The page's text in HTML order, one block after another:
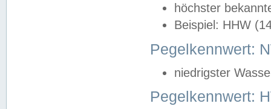
höchster
Beispiel: HHW
Pegelkennwert:
niedrigster
Pegelkennwert: